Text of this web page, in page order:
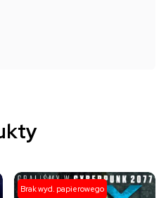
Ten
Brak wyd. papierowego